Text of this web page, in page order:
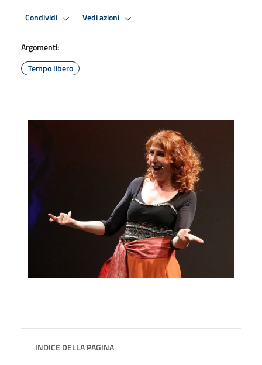
Condividi Vedi azioni
Argomenti:
Tempo libero
INDICE DELLA PAGINA